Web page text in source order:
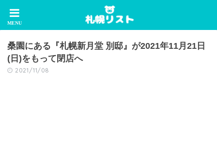
桑園にある『札幌新月堂 別邸』が2021年11月21日
(日)をもって閉店へ
2021/11/08